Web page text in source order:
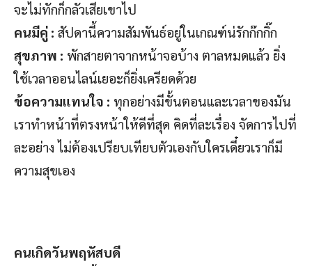
จะไม่ทักก็กลัวเสียเขาไป
คนมีคู่ : สัปดานี้ความสัมพันธ์อยู่ในเกณฑ์น่รักก๊กกิ๊ก
สุขภาพ : พักสายตาจากหน้าจอบ้าง ตาลหมดแล้ว ยิ่ง
ใช้เวลาออนไลน์เยอะก็ยิ่งเครียดด้วย
ข้อความแทนใจ : ทุกอย่างมีขั้นตอนและเวลาของมัน
เราทำหน้าที่ตรงหน้าให้ดีที่สุด คิดที่ละเรื่อง จัดการไปที่
ละอย่าง ไม่ต้องเปรียบเทียบตัวเองกับใครเดี๋ยวเราก็มี
ความสุขเอง
คนเกิดวันพฤหัสบดี